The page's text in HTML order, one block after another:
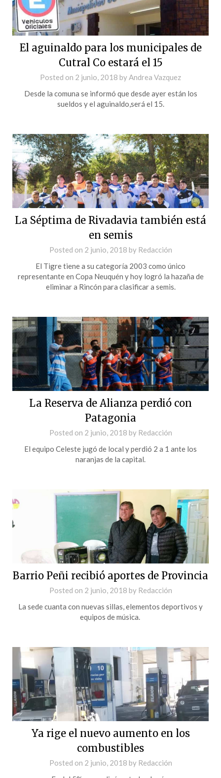
El aguinaldo para los municipales de
Cutral Co estará el 15
Posted on 2 junio, 2018 byAndrea Vazquez
Desde la comuna se informó que desde ayer están los
sueldos y el aguinaldo,será el 15.
La Séptima de Rivadavia también está
en semis
Posted on 2 junio, 2018 by Redacción
El Tigre tiene a su categoría 2003 como único
representante en Copa Neuquén y hoy logró la hazaña de
eliminar a Rincón para clasificar a semis.
La Reserva de Alianza perdió con
Patagonia
Posted on 2 junio, 2018 by Redacción
El equipo Celeste jugó de local y perdió 2 a 1 ante los
naranjas de la capital.
Barrio Peñi recibió aportes de Provincia
Posted on 2 junio, 2018 by Redacción
La sede cuanta con nuevas sillas, elementos deportivos y
equipos de música.
Ya rige el nuevo aumento en los
combustibles
Posted on 2 junio, 2018 by Redacción